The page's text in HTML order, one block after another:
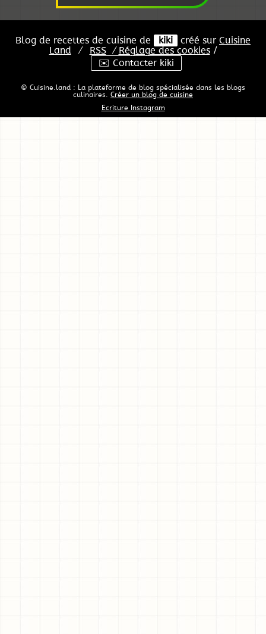
Blog de recettes de cuisine de kiki créé sur Cuisine
Land
⁄ RSS ⁄ Réglage des cookies/
✉️ Contacter kiki
© Cuisine.land : La plateforme de blog spécialisée dans les blogs
culinaires. Créer un blog de cuisine
Ecriture Instagram